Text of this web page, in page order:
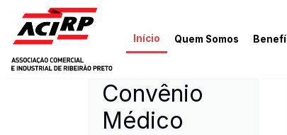
Pular para o conteúdo principal
Início Quem Somos
ACIRP - Associação
Convênio
Médico